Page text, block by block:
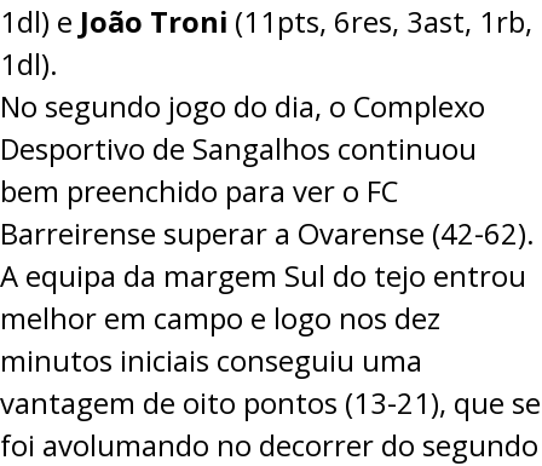
1dl) e João Troni (11pts, 6res, 3ast, 1rb,
1dl).
No segundo jogo do dia, o Complexo
Desportivo de Sangalhos continuou
bem preenchido para ver o FC
Barreirense superar a Ovarense (42-62).
A equipa da margem Sul do tejo entrou
melhor em campo e logo nos dez
minutos iniciais conseguiu uma
vantagem de oito pontos (13-21), que se
foi avolumando no decorrer do segundo